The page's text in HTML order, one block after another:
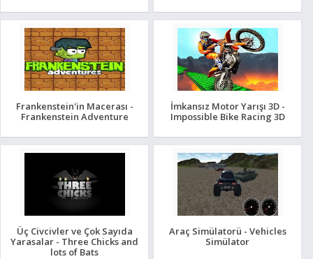
Frankenstein'in Macerası -
Frankenstein Adventure
İmkansız Motor Yarışı 3D -
Impossible Bike Racing 3D
Üç Civcivler ve Çok Sayıda
Yarasalar - Three Chicks and
lots of Bats
Araç Simülatorü - Vehicles
Simülator